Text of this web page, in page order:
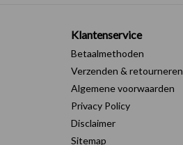
Klantenservice
Betaalmethoden
Verzenden & retourneren
Algemene voorwaarden
Privacy Policy
Disclaimer
Sitemap